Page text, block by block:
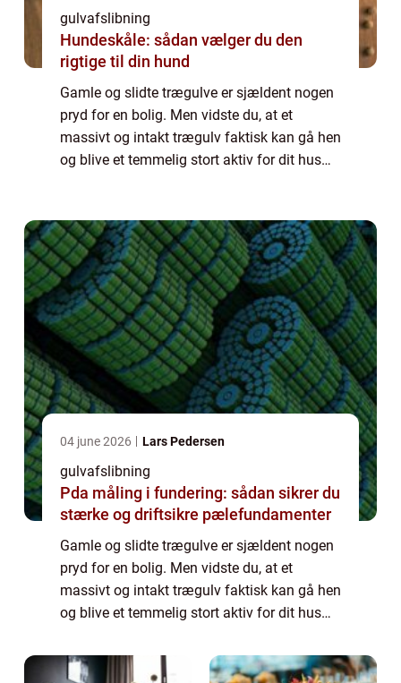
gulvafslibning
Hundeskåle: sådan vælger du den
rigtige til din hund
Gamle og slidte trægulve er sjældent nogen
pryd for en bolig. Men vidste du, at et
massivt og intakt trægulv faktisk kan gå hen
og blive et temmelig stort aktiv for dit hus
04 june 2026 Lars Pedersen
gulvafslibning
Pda måling i fundering: sådan sikrer du
stærke og driftsikre pælefundamenter
Gamle og slidte trægulve er sjældent nogen
pryd for en bolig. Men vidste du, at et
massivt og intakt trægulv faktisk kan gå hen
og blive et temmelig stort aktiv for dit hus